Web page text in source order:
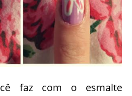
faz com o esmalte